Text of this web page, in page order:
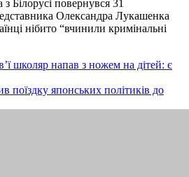
Білорусі повернувся 31
Олександра Лукашенка
нібито “вчинили кримінальні
школяр напав з ножем на дітей: є
поїздку японських політиків до